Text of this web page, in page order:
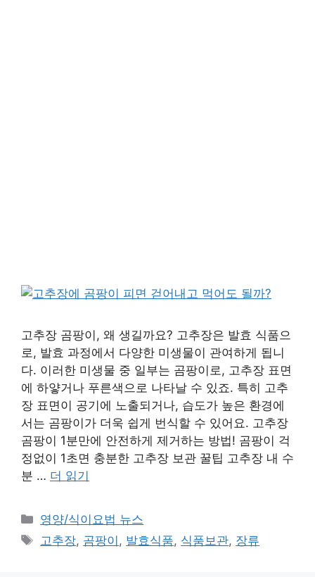
고추장 곰팡이, 왜 생길까요? 고추장은 발효 식품으
로, 발효 과정에서 다양한 미생물이 관여하게 됩니
다. 이러한 미생물 중 일부는 곰팡이로, 고추장 표면
에 하얗거나 푸른색으로 나타날 수 있죠. 특히 고추
장 표면이 공기에 노출되거나, 습도가 높은 환경에
서는 곰팡이가 더욱 쉽게 번식할 수 있어요. 고추장
곰팡이 1분만에 안전하게 제거하는 방법! 곰팡이 걱
정없이 1초면 충분한 고추장 보관 꿀팁 고추장 내 수
분 … 더 읽기
카
테
영양/식이요법 뉴스
태
고추장, 곰팡이 , 발효식품, 식품보관, 장류